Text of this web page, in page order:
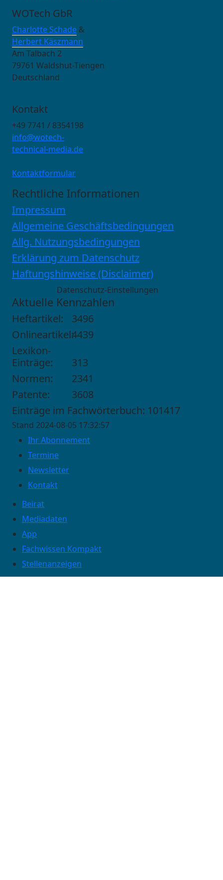
WOTech GbR
Charlotte Schade &
Herbert Käszmann
Am Talbach 2
79761 Waldshut-Tiengen
Deutschland
Kontakt
+49 7741 / 8354198
info@wotech-
technical-media.de
Kontaktformular
Rechtliche Informationen
Impressum
Allgemeine Geschäftsbedingungen
Allg. Nutzungsbedingungen
Erklärung zum Datenschutz
Haftungshinweise (Disclaimer)
Datenschutz-Einstellungen
Aktuelle Kennzahlen
Heftartikel:
3496
Onlineartikel:4439
Lexikon-
Einträge:
313
Normen:
2341
Patente:
3608
Einträge im Fachwörterbuch: 101417
Stand 2024-08-05 17:32:57
Ihr Abonnement
Termine
Newsletter
Kontakt
Beirat
Mediadaten
App
Fachwissen Kompakt
Stellenanzeigen